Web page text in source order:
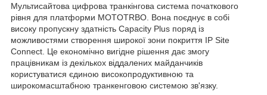
Мультисайтова цифрова транкінгова система початкового
рівня для платформи MOTOTRBO. Вона поєднує в собі
високу пропускну здатність Capacity Plus поряд із
можливостями створення широкої зони покриття IP Site
Connect. Це економічно вигідне рішення дає змогу
працівникам із декількох віддалених майданчиків
користуватися єдиною високопродуктивною та
широкомасштабною транкенговою системою зв'язку.